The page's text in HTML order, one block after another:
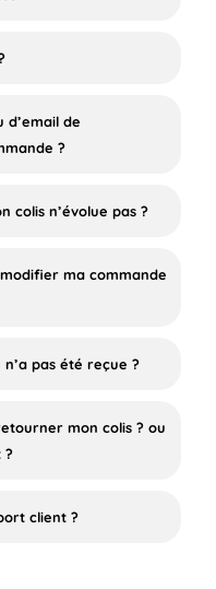
d’email de
?
colis n’évolue pas ?
ma commande
pas été reçue ?
mon colis ? ou
?
client ?